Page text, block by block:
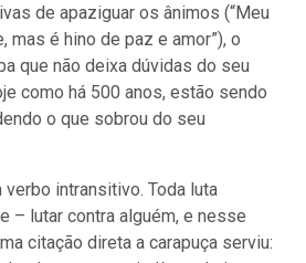
de apaziguar os ânimos (“Meu
mas é hino de paz e amor”), o
que não deixa dúvidas do seu
como há 500 anos, estão sendo
o que sobrou do seu
verbo intransitivo. Toda luta
– lutar contra alguém, e nesse
citação direta a carapuça serviu: